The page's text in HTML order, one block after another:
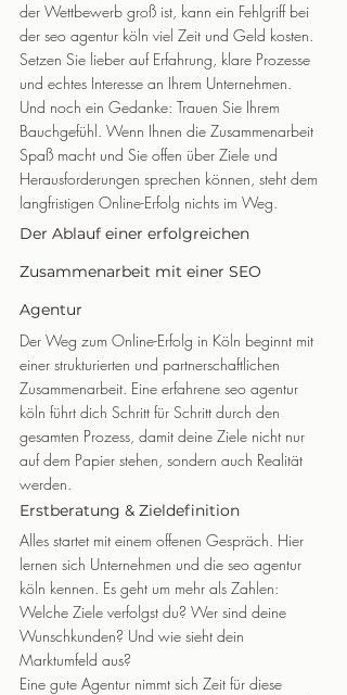
der Wettbewerb groß ist, kann ein Fehlgriff bei
der seo agentur köln viel Zeit und Geld kosten.
Setzen Sie lieber auf Erfahrung, klare Prozesse
und echtes Interesse an Ihrem Unternehmen.
Und noch ein Gedanke: Trauen Sie Ihrem
Bauchgefühl. Wenn Ihnen die Zusammenarbeit
Spaß macht und Sie offen über Ziele und
Herausforderungen sprechen können, steht dem
langfristigen Online-Erfolg nichts im Weg.
Der Ablauf einer erfolgreichen
Zusammenarbeit mit einer SEO
Agentur
Der Weg zum Online-Erfolg in Köln beginnt mit
einer strukturierten und partnerschaftlichen
Zusammenarbeit. Eine erfahrene seo agentur
köln führt dich Schritt für Schritt durch den
gesamten Prozess, damit deine Ziele nicht nur
auf dem Papier stehen, sondern auch Realität
werden.
Erstberatung & Zieldefinition
Alles startet mit einem offenen Gespräch. Hier
lernen sich Unternehmen und die seo agentur
köln kennen. Es geht um mehr als Zahlen:
Welche Ziele verfolgst du? Wer sind deine
Wunschkunden? Und wie sieht dein
Marktumfeld aus?
Eine gute Agentur nimmt sich Zeit für diese